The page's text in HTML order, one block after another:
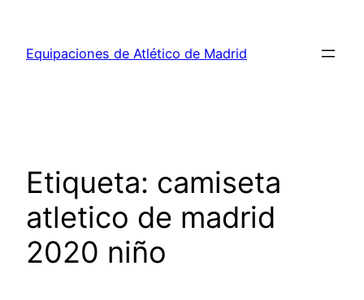
contenido
Equipaciones de Atlético de Madrid
Etiqueta: camiseta
atletico de madrid
2020 niño